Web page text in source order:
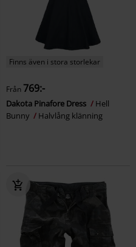
Finns även i stora storlekar
Från 769:-
Dakota Pinafore Dress
Hell
Bunny
Halvlång klänning